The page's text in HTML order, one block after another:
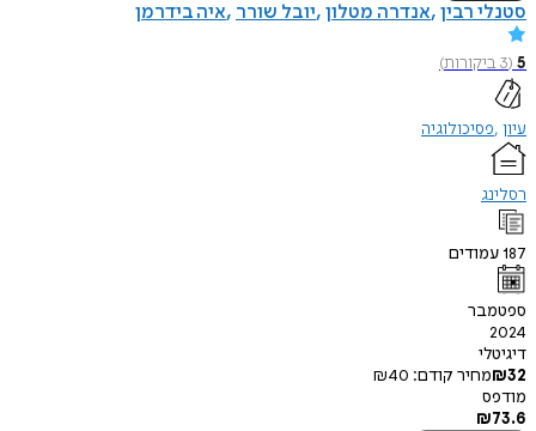
סטנלי רבין אנדרה מטלון יובל שורר איה בידרמן
5
(
3ביקורות)
עיון פסיכולוגיה
רסלינג
187עמודים
ספטמבר
2024
דיגיטלי
₪32 מחיר קודם: ₪40
מודפס
₪73.6